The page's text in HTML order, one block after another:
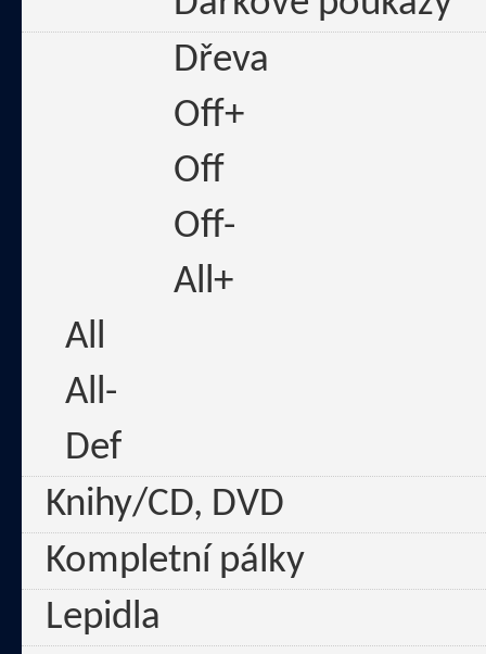
Dřeva
Off+
Off
Off-
All+
All
All-
Def
Knihy/CD, DVD
Kompletní pálky
Lepidla